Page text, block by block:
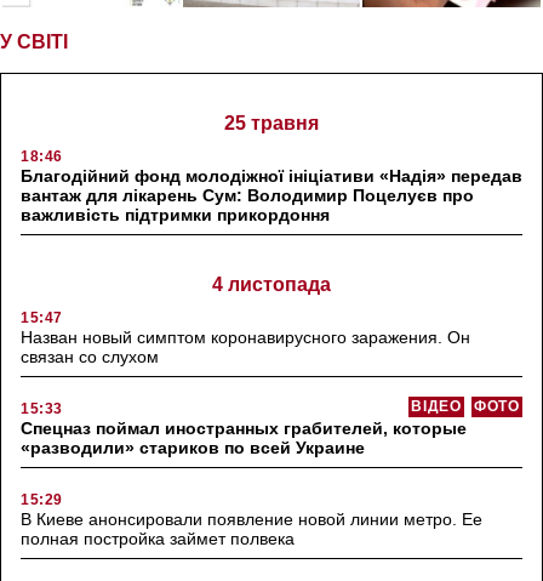
У СВІТІ
25 травня
18:46
Благодійний фонд молодіжної ініціативи «Надія» передав
вантаж для лікарень Сум: Володимир Поцелуєв про
важливість підтримки прикордоння
4 листопада
15:47
Назван новый симптом коронавирусного заражения. Он
связан со слухом
15:33 ФОТО
ВІДЕО
Спецназ поймал иностранных грабителей, которые
«разводили» стариков по всей Украине
15:29
В Киеве анонсировали появление новой линии метро. Ее
полная постройка займет полвека